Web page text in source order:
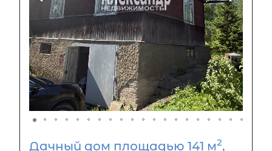
Дачный дом площадью 141 м2,